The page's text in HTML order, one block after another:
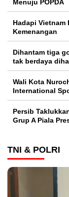
Menuju POPDA
Hadapi Vietnam
Kemenangan
Dihantam tiga
tak berdaya
Wali Kota
International
Persib
Grup A Piala
TNI & POLRI